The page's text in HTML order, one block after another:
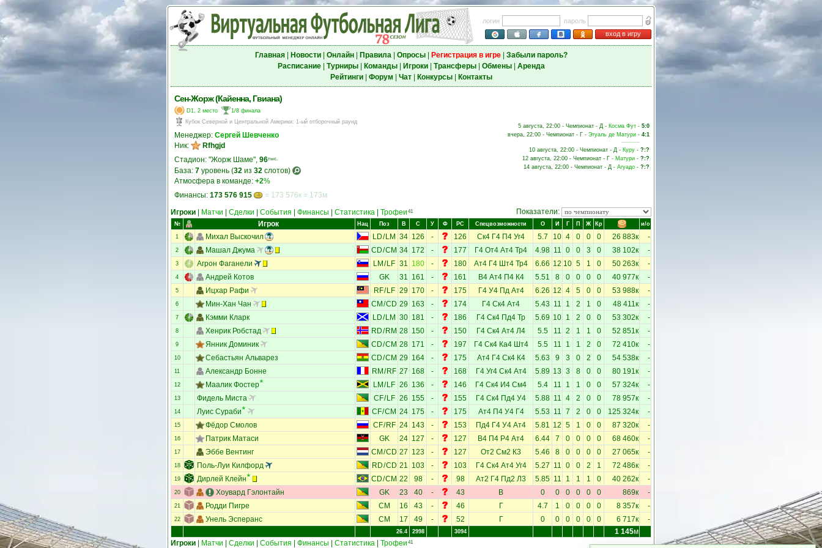
логин
пароль
вход в игру
Главная| Новости| Онлайн| Правила| Опросы| Регистрация в игре| Забыли пароль?
Расписание| Турниры| Команды| Игроки| Трансферы| Обмены| Аренда
Рейтинги| Форум Чат| Конкурсы| Контакты
Сен-Жорж (Кайенна, Гвиана)
D1, 2 место
1/8 финала
Кубок Северной и Центральной Америки: 1-ый отборочный раунд
Менеджер: Сергей Шевченко
Ник:
Rfhgjd
Стадион: "Жорж Шаме", 96тыс.
База: 7 уровень (32 из 32 слотов)
Атмосфера в команде: +2%
Финансы: 173 576 915 = 173 576к = 173м
5 августа, 22:00 - Чемпионат - Д - Косма Фут - 5:0
вчера, 22:00 - Чемпионат - Г - Этуаль де Матури - 4:1
10 августа, 22:00 - Чемпионат - Д - Куру - ?:?
12 августа, 22:00 - Чемпионат - Г - Матури - ?:?
14 августа, 22:00 - Чемпионат - Д - Агуадо - ?:?
Игроки Матчи Сделки События Финансы Статистика Трофеи 41 Показатели:
№ Игрок Нац Поз В С У Ф РС Спецвозможности О И Г П Ж Кр и/о
1 Михал Выскочил LD/ LM 34 126 - 126 Ск4 Г4 П4 Уг4 5.7 10 4 0 0 0 26 883к -
2 Машал Джума CD/CM 34 172 - 177 Г4 От4 Ат4 Тр4 4.98 11 0 0 3 0 38 102к -
3 Агрон Фаганели LM / LF 31 180 - 180 Ат4 Г4 Шт4 Тр4 6.66 12 10 5 1 0 50 263к -
4 Андрей Котов GK 31 161 - 161 В4 Ат4 П4 К4 5.51 8 0 0 0 0 40 977к -
5 Ицхар Рафи RF/LF 29 170 - 175 Г4 У4 Пд Ат4 6.26 12 4 5 0 0 53 988к -
6 Мин-Хан Чан CM /CD 29 163 - 174 Г4 Ск4 Ат4 5.43 11 1 2 1 0 48 411к -
7 Кэмми Кларк LD/ LM 30 181 - 186 Г4 Ск4 Пд4 Тр 5.69 10 1 2 0 0 53 302к -
8 Хенрик Робстад RD/ RM 28 150 - 150 Г4 Ск4 Ат4 Л4 5.5 11 2 1 1 0 52 851к -
9 Янник Доминик CD/CM 28 171 - 197 Г4 Ск4 Ка4 Шт4 5.5 11 1 1 2 0 72 410к -
10 Себастьян Альварез CD/CM 29 164 - 175 Ат4 Г4 Ск4 К4 5.63 9 3 0 2 0 54 538к -
11 Александр Бонне RM / RF 27 168 - 168 Г4 Уг4 Ск4 Ат4 5.89 13 3 8 0 0 80 191к -
12 Маалик Фостер LM / LF 26 136 - 146 Г4 Ск4 И4 См4 5.4 11 1 1 0 0 57 324к -
13 Фидель Миста CF/LF 26 155 - 155 Г4 Ск4 Пд4 У4 5.88 11 4 2 0 0 78 957к -
14 Луис Сураби CF/CM 24 175 - 175 Ат4 П4 У4 Г4 5.53 11 7 2 0 0 125 324к -
15 Фёдор Смолов CF/RF 24 143 - 153 Пд4 Г4 У4 Ат4 5.81 12 5 1 0 0 87 320к -
16 Патрик Матаси GK 24 127 - 127 В4 П4 Р4 Ат4 6.44 7 0 0 0 0 68 460к -
17 Эббе Вентинг CM /CD 27 123 - 127 От2 См2 К3 5.46 8 0 0 0 0 27 065к -
18 Поль-Луи Килфорд RD/CD 21 103 - 103 Г4 Ск4 Ат4 Уг4 5.27 11 0 0 2 1 72 486к -
19 Дирлей Клейн CD/CM 22 98 - 98 Ат2 Г4 Пд2 Л3 5.85 11 1 1 1 0 40 262к -
20 Хоувард Гэлонтайн GK 23 40 - 43 В 0 0 0 0 0 0 869к -
21 Родди Пигре CM 16 43 - 46 Г 4.7 1 0 0 0 0 8 357к -
22 Унель Эсперанс CM 17 49 - 52 Г 0 0 0 0 0 0 6 717к -
26.4 2998 3094 1 145м
Игроки
Матчи Сделки События Финансы Статистика Трофеи 41